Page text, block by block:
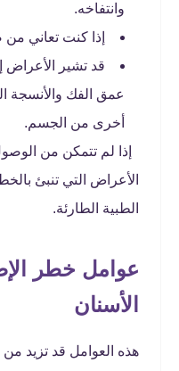
وانتفاخه.
إذا كنت تعاني
قد تشير
عمق الفك والأنسجة
أخرى من الجسم.
إذا لم تتمكن من
الأعراض التي تنبئ
الطبية الطارئة.
عوامل خطر
الأسنان
هذه العوامل قد تزيد